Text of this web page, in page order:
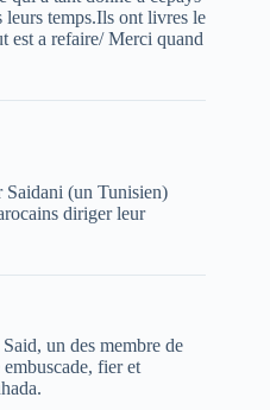
temps.Ils ont livres le
est a refaire/ Merci quand
(un Tunisien)
diriger leur
un des membre de
fier et